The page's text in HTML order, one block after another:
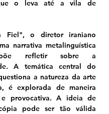
o leva até a vila de
Fiel", o diretor iraniano
narrativa metalinguística
refletir sobre a
A temática central do
a natureza da arte
é explorada de maneira
e provocativa. A ideia de
pode ser tão válida